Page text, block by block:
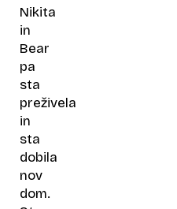
Nikita
in
Bear
pa
sta
preživela
in
sta
dobila
nov
dom.